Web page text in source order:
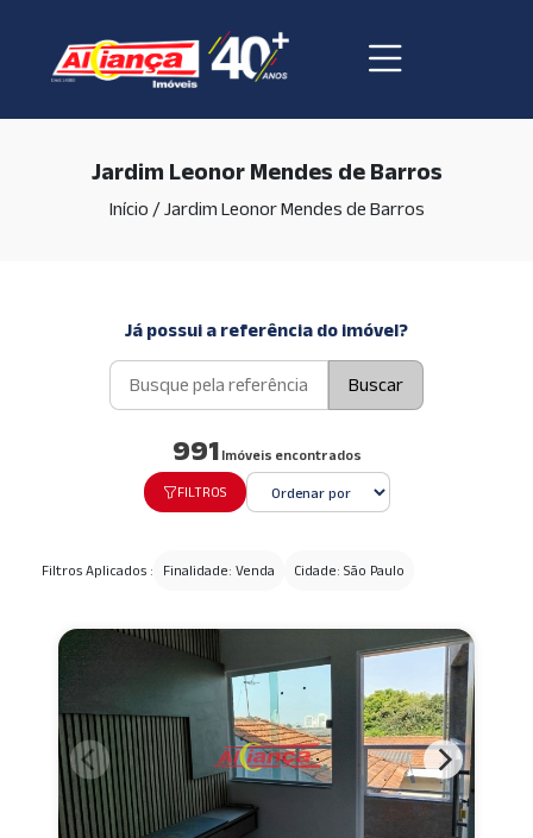
Jardim Leonor Mendes de Barros
Início /Jardim Leonor Mendes de Barros
Já possui a referência do imóvel?
Buscar
991 Imóveis encontrados
FILTROS
Filtros Aplicados : Finalidade: Venda Cidade: São Paulo